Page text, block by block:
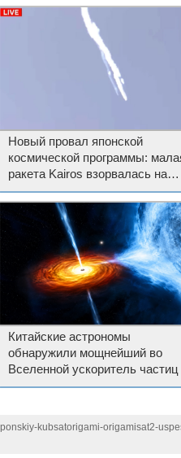
Новый провал японской
космической программы:
ракета Kairos взорвалась на
старте в третий раз подряд
Китайские астрономы
обнаружили мощнейший во
Вселенной ускоритель
он в 4400 раз превосходит
kubsatorigami-origamisat2-